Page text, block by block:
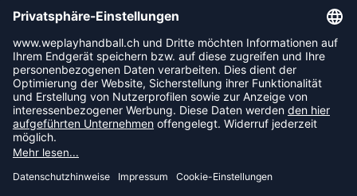
Kreditkarte
Rechnungskauf
NEWSLETTER
FOLLOW US